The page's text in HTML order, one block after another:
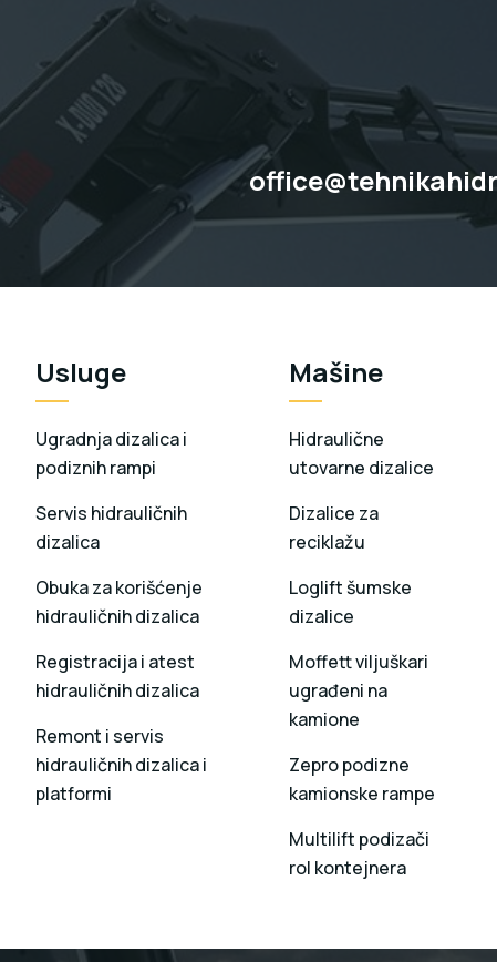
Usluge
Ugradnja dizalica i
podiznih rampi
Servis hidrauličnih
dizalica
Obuka za korišćenje
hidrauličnih dizalica
Registracija i atest
hidrauličnih dizalica
Remont i servis
hidrauličnih dizalica i
platformi
Mašine
Hidraulične
utovarne dizalice
Dizalice za
reciklažu
Loglift šumske
dizalice
Moffett viljuškari
ugrađeni na
kamione
Zepro podizne
kamionske rampe
Multilift podizači
rol kontejnera